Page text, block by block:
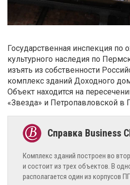
Государственная инспекция по
культурного наследия по
изъять из собственности
комплекс зданий Доходного
Объект находится на
«Звезда» и Петропавловской в
Комплекс зданий построен во
и состоит из трех объектов. В
располагается один из корпусов